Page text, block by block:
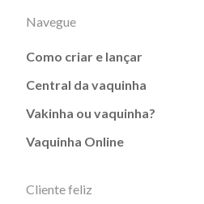
Navegue
Como criar e lançar
Central da vaquinha
Vakinha ou vaquinha?
Vaquinha Online
Cliente feliz